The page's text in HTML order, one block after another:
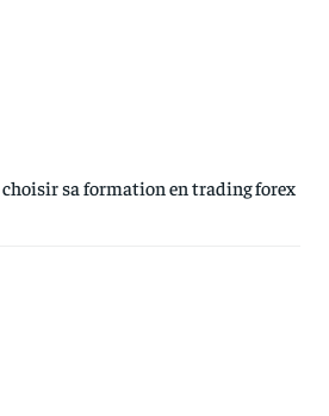
sa formation en trading forex